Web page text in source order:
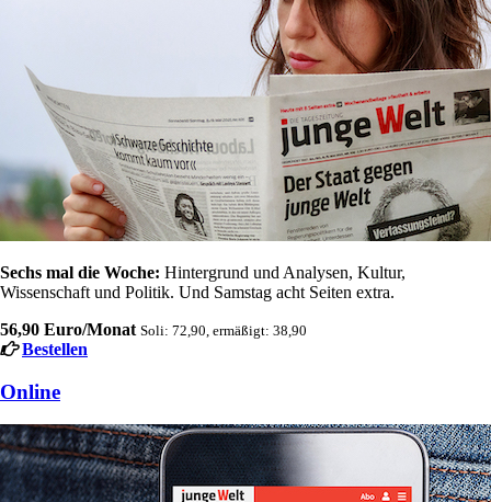
Sechs mal die Woche: Hintergrund und Analysen, Kultur,
Wissenschaft und Politik. Und Samstag acht Seiten extra.
56,90 Euro/Monat Soli: 72,90, ermäßigt: 38,90
Bestellen
Online